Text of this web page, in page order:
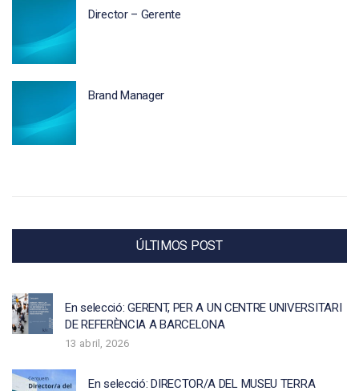
Director – Gerente
Brand Manager
ÚLTIMOS POST
En selecció: GERENT, PER A UN CENTRE UNIVERSITARI
DE REFERÈNCIA A BARCELONA
13 abril, 2026
En selecció: DIRECTOR/A DEL MUSEU TERRA